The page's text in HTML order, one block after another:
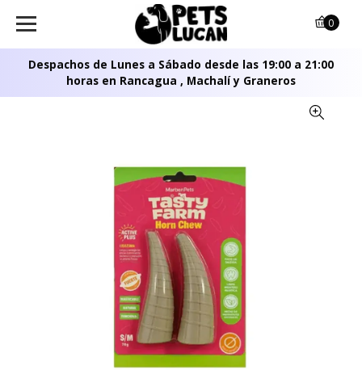
Despachos de Lunes a Sábado desde las 19:00 a 21:00
horas en Rancagua , Machalí y Graneros
0